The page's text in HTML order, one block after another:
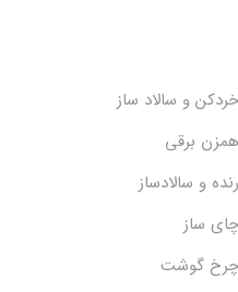
خردکن و سالاد ساز
همزن برقی
رنده و سالادساز
چای ساز
چرخ گوشت